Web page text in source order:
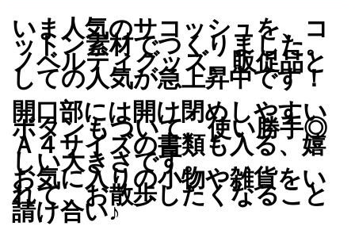
いま人気のサコッシュを、コ
ットン素材でつくりました。
ノベルティグッズ、販促品と
しての人気が急上昇中です！
開口部には開け閉めしやすい
ボタンもついて、使い勝手◎
Ａ４サイズの書類も入る、嬉
しい大きさです。
お気に入りの小物や雑貨をい
れて、お散歩したくなること
請け合い♪